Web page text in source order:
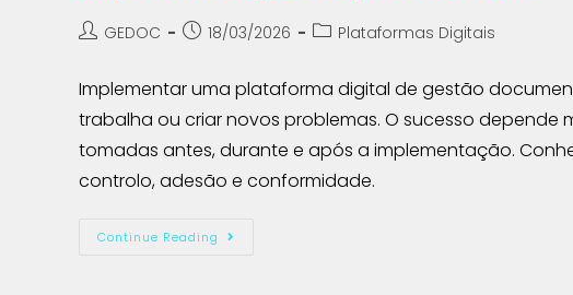
GEDOC 18/03/2026 Plataformas Digitais
Implementar uma plataforma digital de gestão
trabalha ou criar novos problemas. O sucesso depende
tomadas antes, durante e após a implementação.
controlo, adesão e conformidade.
Continue Reading